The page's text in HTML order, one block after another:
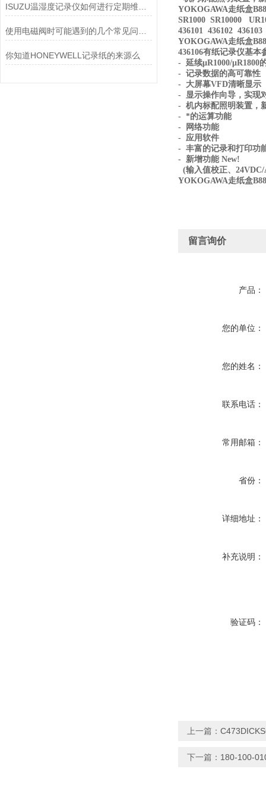
你知道HONEYWELL记录纸的来源么
YOKOGAWA走纸盒
SR1000 SR10000
436101 436102
YOKOGAWA走纸盒
436106有纸记录仪基本
- 延续μR1000/μR1800
- 记录数据的高可靠性
- 大屏幕VFD清晰显示
- 显示操作向导，实现
- 机内标配照明装置，
- *的运算功能
- 网络功能
- 应用软件
- 丰富的记录和打印功
- 新增功能 New!
(输入值校正、
YOKOGAWA走纸盒
留言询价
产品：
您的单位：
您的姓名：
联系电话：
常用邮箱：
省份：
详细地址：
补充说明：
验证码：
上一篇：
下一篇： 180-100-